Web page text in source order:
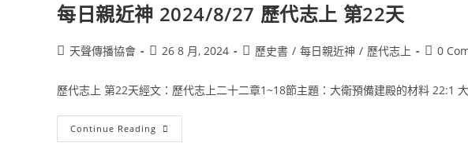
每日親近神 2024/8/27 歷代志上 第22天
天聲傳播協會 26 8 月, 2024 歷史書 / 每日親近神 / 歷代志上 0
歷代志上 第22天經文：歷代志上二十二章1~18節主題：大衛預備建殿的材料 22:1
Continue Reading